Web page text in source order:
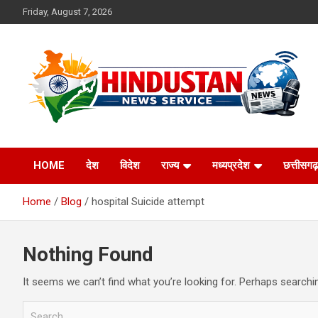
to
Friday, August 7, 2026
Hindustan News
Service
HOME देश विदेश राज्य मध्यप्रदेश छत्तीसगढ़
Home Blog hospital Suicide attempt
Nothing Found
It seems we can’t find what you’re looking for. Perhaps